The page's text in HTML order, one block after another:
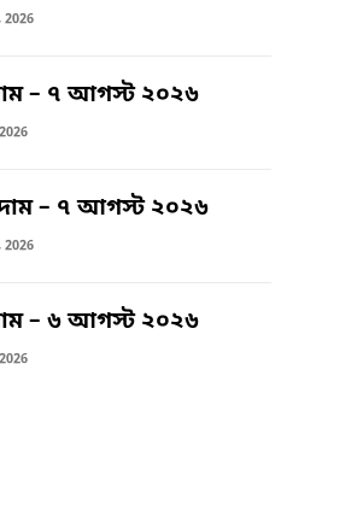
2026
– ৭ আগস্ট ২০২৬
– ৭ আগস্ট ২০২৬
2026
– ৬ আগস্ট ২০২৬